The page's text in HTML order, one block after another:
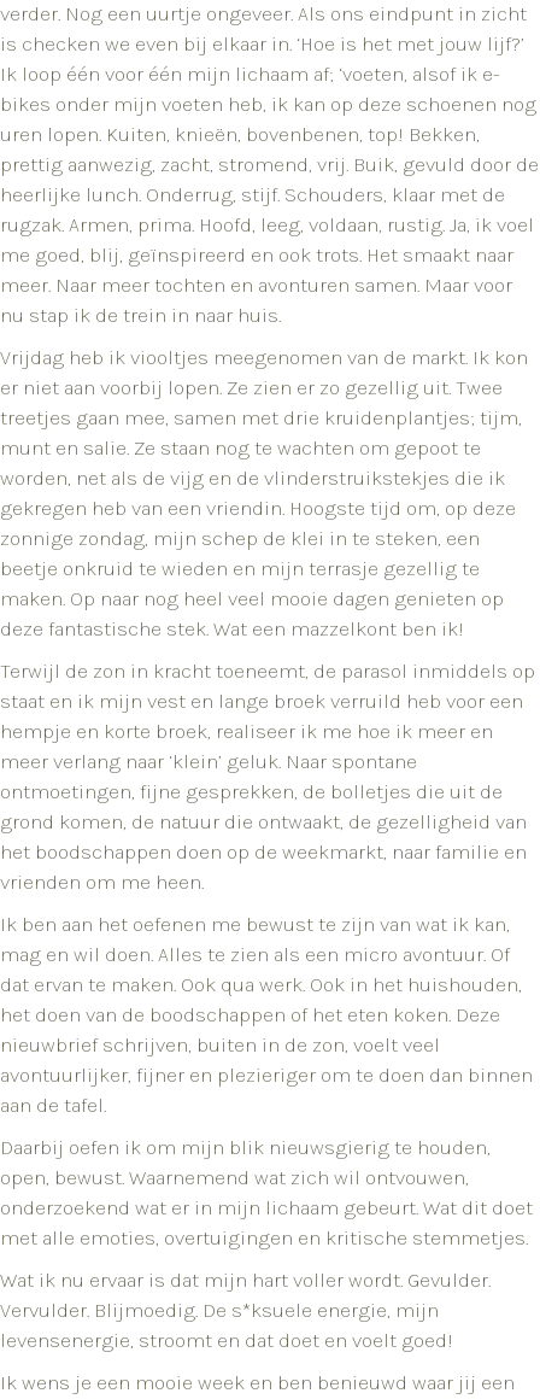
verder. Nog een uurtje ongeveer. Als ons eindpunt in zicht
is checken we even bij elkaar in. ‘Hoe is het met jouw lijf?’
Ik loop één voor één mijn lichaam af; ‘voeten, alsof ik e-
bikes onder mijn voeten heb, ik kan op deze schoenen nog
uren lopen. Kuiten, knieën, bovenbenen, top! Bekken,
prettig aanwezig, zacht, stromend, vrij. Buik, gevuld door de
heerlijke lunch. Onderrug, stijf. Schouders, klaar met de
rugzak. Armen, prima. Hoofd, leeg, voldaan, rustig. Ja, ik voel
me goed, blij, geïnspireerd en ook trots. Het smaakt naar
meer. Naar meer tochten en avonturen samen. Maar voor
nu stap ik de trein in naar huis.
Vrijdag heb ik viooltjes meegenomen van de markt. Ik kon
er niet aan voorbij lopen. Ze zien er zo gezellig uit. Twee
treetjes gaan mee, samen met drie kruidenplantjes; tijm,
munt en salie. Ze staan nog te wachten om gepoot te
worden, net als de vijg en de vlinderstruikstekjes die ik
gekregen heb van een vriendin. Hoogste tijd om, op deze
zonnige zondag, mijn schep de klei in te steken, een
beetje onkruid te wieden en mijn terrasje gezellig te
maken. Op naar nog heel veel mooie dagen genieten op
deze fantastische stek. Wat een mazzelkont ben ik!
Terwijl de zon in kracht toeneemt, de parasol inmiddels op
staat en ik mijn vest en lange broek verruild heb voor een
hempje en korte broek, realiseer ik me hoe ik meer en
meer verlang naar ‘klein’ geluk. Naar spontane
ontmoetingen, fijne gesprekken, de bolletjes die uit de
grond komen, de natuur die ontwaakt, de gezelligheid van
het boodschappen doen op de weekmarkt, naar familie en
vrienden om me heen.
Ik ben aan het oefenen me bewust te zijn van wat ik kan,
mag en wil doen. Alles te zien als een micro avontuur. Of
dat ervan te maken. Ook qua werk. Ook in het huishouden,
het doen van de boodschappen of het eten koken. Deze
nieuwbrief schrijven, buiten in de zon, voelt veel
avontuurlijker, fijner en plezieriger om te doen dan binnen
aan de tafel.
Daarbij oefen ik om mijn blik nieuwsgierig te houden,
open, bewust. Waarnemend wat zich wil ontvouwen,
onderzoekend wat er in mijn lichaam gebeurt. Wat dit doet
met alle emoties, overtuigingen en kritische stemmetjes.
Wat ik nu ervaar is dat mijn hart voller wordt. Gevulder.
Vervulder. Blijmoedig. De s*ksuele energie, mijn
levensenergie, stroomt en dat doet en voelt goed!
Ik wens je een mooie week en ben benieuwd waar jij een